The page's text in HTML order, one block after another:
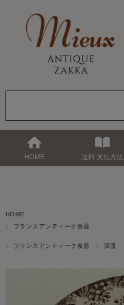
HOME 送料 支払方法
HOME
フランスアンティーク食器
フランスアンティーク食器 深皿